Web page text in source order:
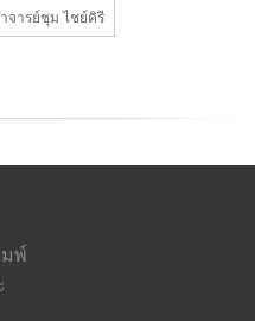
จารย์ชุม ไชย์คิรี
พ์